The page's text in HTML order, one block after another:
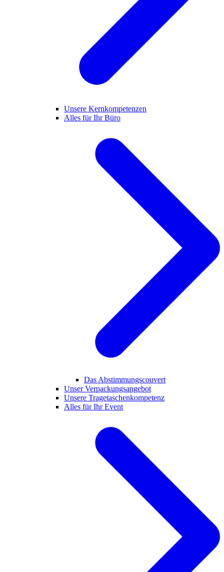
Unsere Kernkompetenzen
Alles für Ihr Büro
Das Abstimmungscouvert
Unser Verpackungsangebot
Unsere Tragetaschenkompetenz
Alles für Ihr Event